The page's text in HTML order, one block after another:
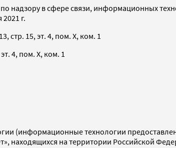
надзору в сфере связи, информационных
г.
стр. 15, эт. 4, пом. X, ком. 1
4, пом. X, ком. 1
(информационные технологии
находящихся на территории Российской